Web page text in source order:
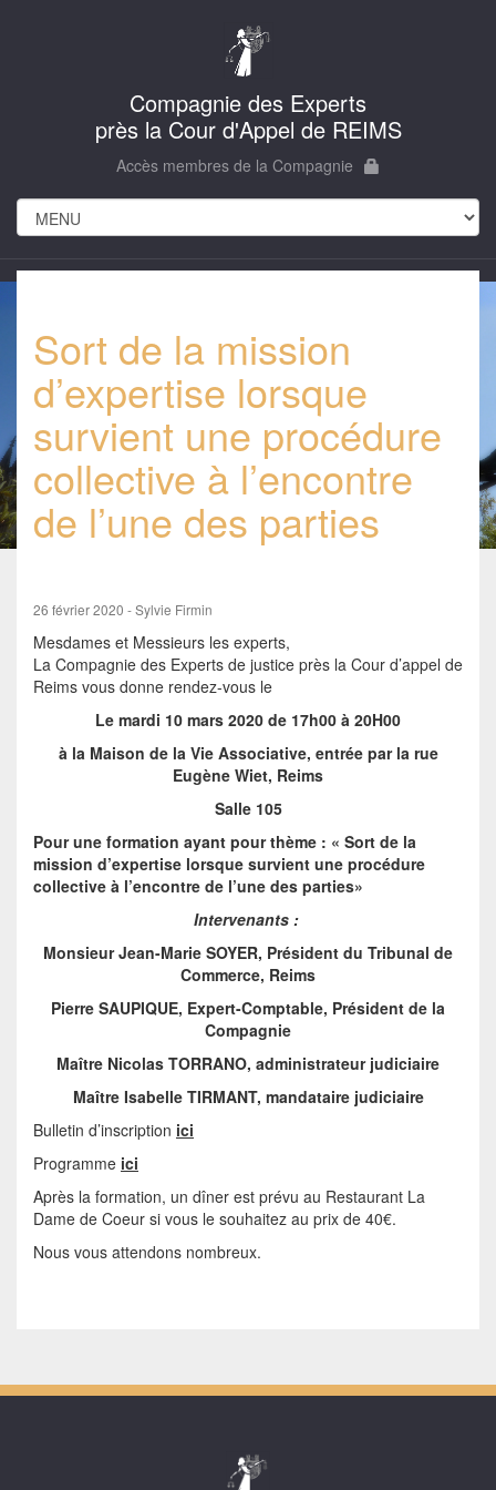
Compagnie des Experts
près la Cour d'Appel de REIMS
Accès membres de la Compagnie
Sort de la mission
d’expertise lorsque
survient une procédure
collective à l’encontre
de l’une des parties
26 février 2020 - Sylvie Firmin
Mesdames et Messieurs les experts,
La Compagnie des Experts de justice près la Cour d’appel de
Reims vous donne rendez-vous le
Le mardi 10 mars 2020 de 17h00 à 20H00
à la Maison de la Vie Associative, entrée par la rue
Eugène Wiet, Reims
Salle 105
Pour une formation ayant pour thème : « Sort de la
mission d’expertise lorsque survient une procédure
collective à l’encontre de l’une des parties»
Intervenants :
Monsieur Jean-Marie SOYER, Président du Tribunal de
Commerce, Reims
Pierre SAUPIQUE, Expert-Comptable, Président de la
Compagnie
Maître Nicolas TORRANO, administrateur judiciaire
Maître Isabelle TIRMANT, mandataire judiciaire
Bulletin d’inscription ici
Programme ici
Après la formation, un dîner est prévu au Restaurant La
Dame de Coeur si vous le souhaitez au prix de 40€.
Nous vous attendons nombreux.